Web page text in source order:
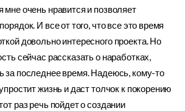
мне очень нравится и позволяет
И все от того, что все это время
довольно интересного проекта. Но
сейчас рассказать о наработках,
за последнее время. Надеюсь, кому-то
жизнь и даст толчок к покорению
раз речь пойдет о создании